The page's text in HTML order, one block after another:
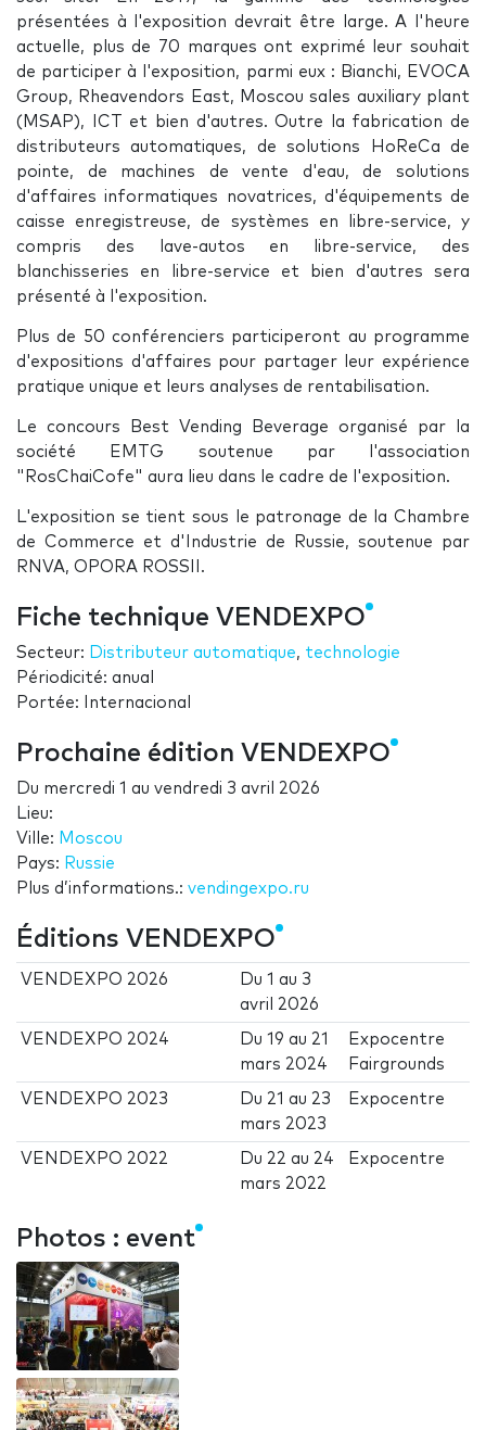
présentées à l'exposition devrait être large. A l'heure
actuelle, plus de 70 marques ont exprimé leur souhait
de participer à l'exposition, parmi eux : Bianchi, EVOCA
Group, Rheavendors East, Moscou sales auxiliary plant
(MSAP), ICT et bien d'autres. Outre la fabrication de
distributeurs automatiques, de solutions HoReCa de
pointe, de machines de vente d'eau, de solutions
d'affaires informatiques novatrices, d'équipements de
caisse enregistreuse, de systèmes en libre-service, y
compris des lave-autos en libre-service, des
blanchisseries en libre-service et bien d'autres sera
présenté à l'exposition.
Plus de 50 conférenciers participeront au programme
d'expositions d'affaires pour partager leur expérience
pratique unique et leurs analyses de rentabilisation.
Le concours Best Vending Beverage organisé par la
société EMTG soutenue par l'association
"RosChaiCofe" aura lieu dans le cadre de l'exposition.
L'exposition se tient sous le patronage de la Chambre
de Commerce et d'Industrie de Russie, soutenue par
RNVA, OPORA ROSSII.
Fiche technique VENDEXPO
Secteur: Distributeur automatique, technologie
Périodicité: anual
Portée: Internacional
Prochaine édition VENDEXPO
Du mercredi 1 au vendredi 3 avril 2026
Lieu:
Ville: Moscou
Pays: Russie
Plus d’informations.: vendingexpo.ru
Éditions VENDEXPO
VENDEXPO 2026 Du1 au 3
avril 2026
VENDEXPO 2024 Du19 au 21
mars 2024
Expocentre
Fairgrounds
VENDEXPO 2023 Du 21 au 23
mars 2023
Expocentre
VENDEXPO 2022 Du 22 au 24
mars 2022
Expocentre
Photos : event